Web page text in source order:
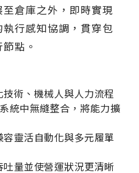
倉庫之外，即時實現
行感知協調，貫穿包
點。
術、機械人與人力流程
統中無縫整合，將能力擴
靈活自動化與多元履單
量並使營運狀況更清晰